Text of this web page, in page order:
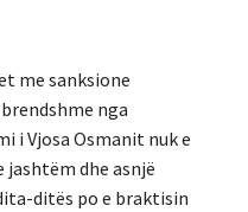
me sanksione
nga
i Vjosa Osmanit nuk e
dhe asnjë
ditës po e braktisin